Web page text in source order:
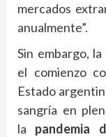
mercados
anualmente”.
Sin embargo,
el comienzo
Estado
sangría en
la pandemia